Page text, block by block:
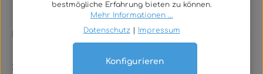
Service
bestmögliche Erfahrung bieten zu können.
Mehr Informationen ...
Datenschutz
Impressum
Konfigurieren